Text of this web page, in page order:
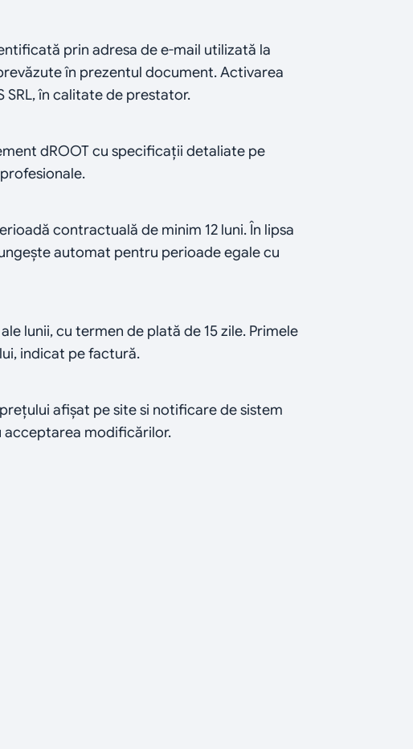
prin adresa de e-mail utilizată la
în prezentul document. Activarea
SRL, în calitate de prestator.
dROOT cu specificații detaliate pe
contractuală de minim 12 luni. În lipsa
automat pentru perioade egale cu
lunii, cu termen de plată de 15 zile. Primele
indicat pe factură.
afișat pe site si notificare de sistem
acceptarea modificărilor.